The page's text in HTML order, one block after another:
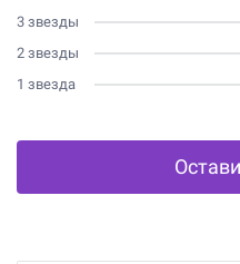
3 звезды
2 звезды
1 звезда